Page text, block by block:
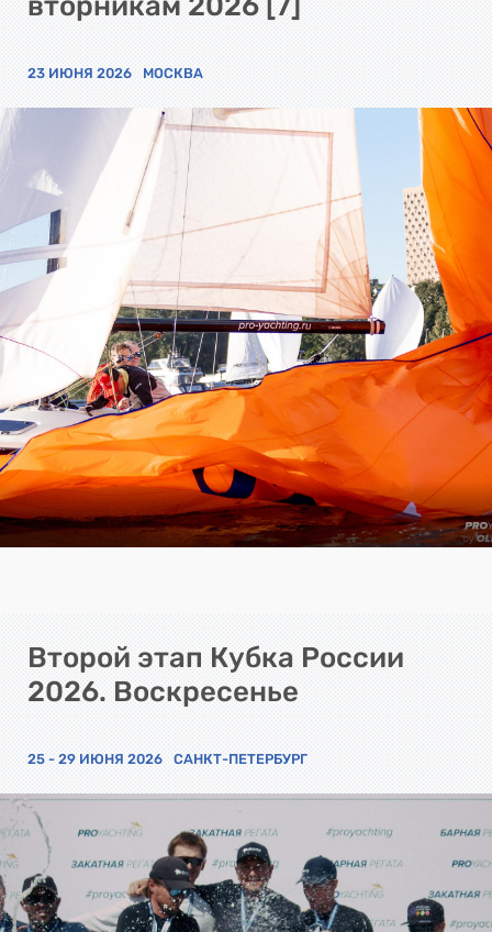
23 ИЮНЯ 2026 МОСКВА
Второй этап Кубка России
2026. Воскресенье
25 - 29 ИЮНЯ 2026 САНКТ-ПЕТЕРБУРГ